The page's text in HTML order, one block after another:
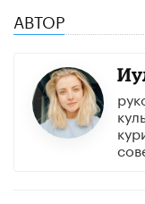
АВТОР